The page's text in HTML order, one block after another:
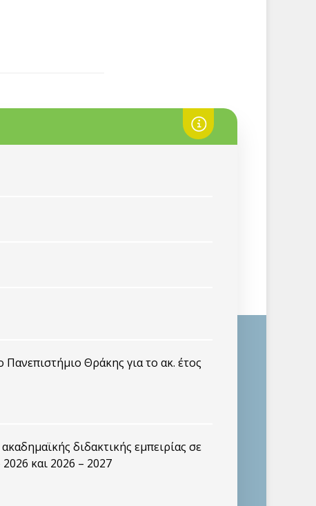
Θράκης για το ακ. έτος
διδακτικής εμπειρίας σε
και 2026 – 2027